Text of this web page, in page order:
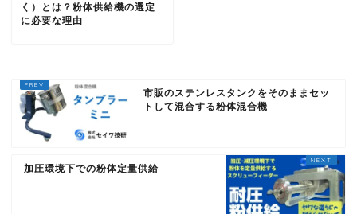
く）とは？粉体供給機の選定
に必要な理由
市販のステンレスタンクをそのままセッ
トして混合する粉体混合機
加圧環境下での粉体定量供給